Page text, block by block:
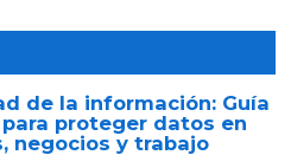
de la información: Guía
proteger datos en
negocios y trabajo